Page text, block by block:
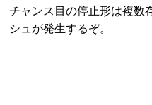
チャンス目の停止形は複数
シュが発生するぞ。